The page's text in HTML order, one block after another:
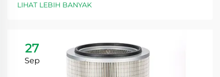
LIHAT LEBIH BANYAK
27
Sep